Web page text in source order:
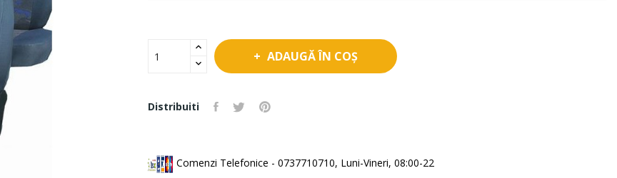
ADAUGĂ ÎN COȘ
Distribuiti
Comenzi Telefonice - 0737710710, Luni-Vineri, 08:00-22